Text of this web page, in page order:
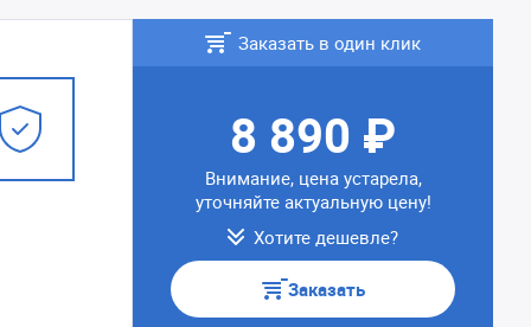
Заказать в один клик
8 890 ₽
Внимание, цена устарела,
уточняйте актуальную цену!
Хотите дешевле?
Заказать